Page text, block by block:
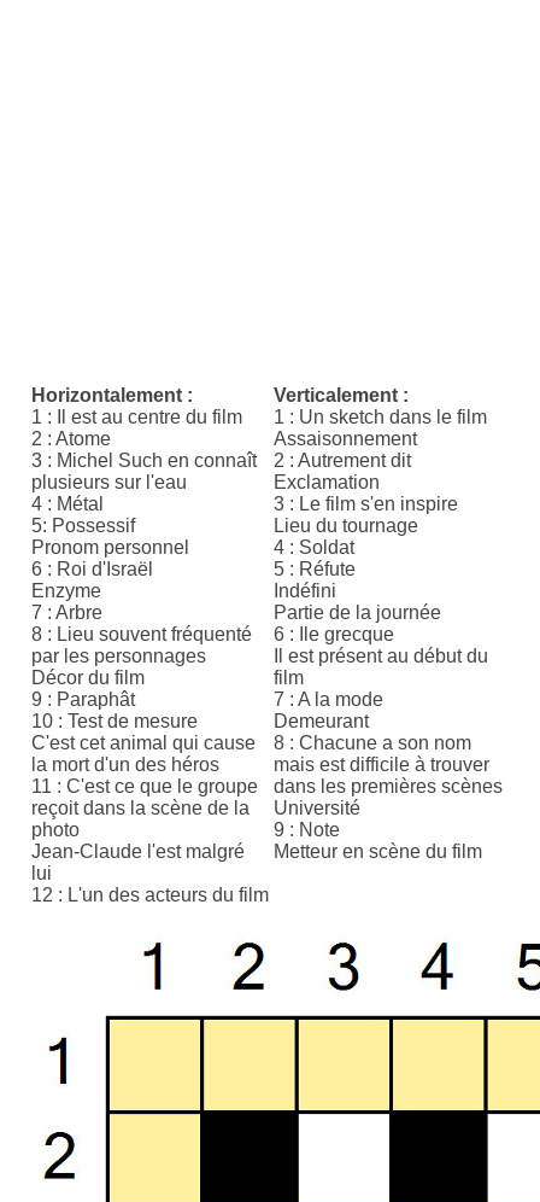
Horizontalement :
1 : Il est au centre du film
2 : Atome
3 : Michel Such en connaît
plusieurs sur l'eau
4 : Métal
5: Possessif
Pronom personnel
6 : Roi d'Israël
Enzyme
7 : Arbre
8 : Lieu souvent fréquenté
par les personnages
Décor du film
9 : Paraphât
10 : Test de mesure
C'est cet animal qui cause
la mort d'un des héros
11 : C'est ce que le groupe
reçoit dans la scène de la
photo
Jean-Claude l'est malgré
lui
12 : L'un des acteurs du film
Verticalement :
1 : Un sketch dans le film
Assaisonnement
2 : Autrement dit
Exclamation
3 : Le film s'en inspire
Lieu du tournage
4 : Soldat
5 : Réfute
Indéfini
Partie de la journée
6 : Ile grecque
Il est présent au début du
film
7 : A la mode
Demeurant
8 : Chacune a son nom
mais est difficile à trouver
dans les premières scènes
Université
9 : Note
Metteur en scène du film